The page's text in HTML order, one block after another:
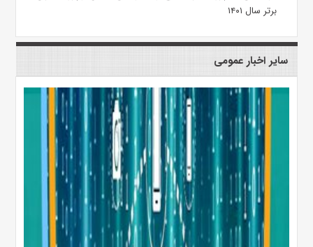
برتر سال ۱۴۰۱
سایر اخبار عمومی